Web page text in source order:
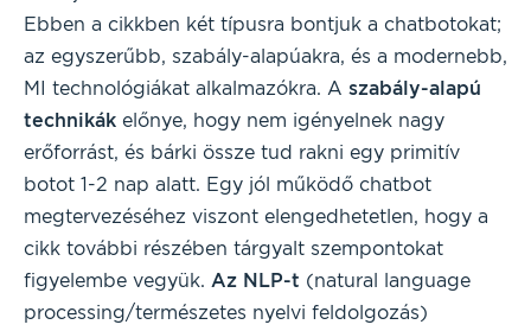
Ebben a cikkben két típusra bontjuk a chatbotokat;
az egyszerűbb, szabály-alapúakra, és a modernebb,
MI technológiákat alkalmazókra. A szabály-alapú
technikák előnye, hogy nem igényelnek nagy
erőforrást, és bárki össze tud rakni egy primitív
botot 1-2 nap alatt. Egy jól működő chatbot
megtervezéséhez viszont elengedhetetlen, hogy a
cikk további részében tárgyalt szempontokat
figyelembe vegyük. Az NLP-t (natural language
processing/természetes nyelvi feldolgozás)